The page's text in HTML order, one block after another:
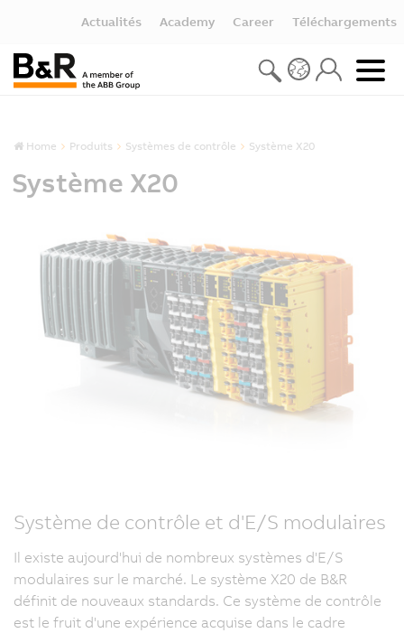
Actualités Academy Career Téléchargements
Home Produits Systèmes de contrôle Système X20
Système X20
Système de contrôle et d'E/S modulaires
Il existe aujourd'hui de nombreux systèmes d'E/S
modulaires sur le marché. Le système X20 de B&R
définit de nouveaux standards. Ce système de contrôle
est le fruit d'une expérience acquise dans le cadre